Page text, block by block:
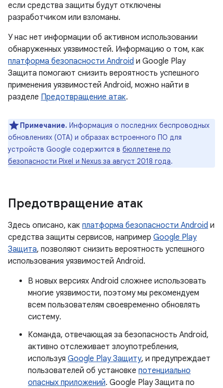
если средства защиты будут отключены
разработчиком или взломаны.
У нас нет информации об активном использовании
обнаруженных уязвимостей. Информацию о том, как
платформа безопасности Android и Google Play
Защита помогают снизить вероятность успешного
применения уязвимостей Android, можно найти в
разделе Предотвращение атак.
Примечание. Информация о последних беспроводных
обновлениях (OTA) и образах встроенного ПО для
устройств Google содержится в бюллетене по
безопасности Pixel и Nexus за август 2018 года.
Предотвращение атак
Здесь описано, как платформа безопасности Android и
средства защиты сервисов, например Google Play
Защита, позволяют снизить вероятность успешного
использования уязвимостей Android.
В новых версиях Android сложнее использовать
многие уязвимости, поэтому мы рекомендуем
всем пользователям своевременно обновлять
систему.
Команда, отвечающая за безопасность Android,
активно отслеживает злоупотребления,
используя Google Play Защиту, и предупреждает
пользователей об установке потенциально
опасных приложений. Google Play Защита по